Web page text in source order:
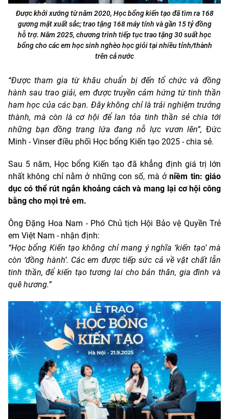
Được khởi xướng từ năm 2020, Học bổng kiến tạo đã tìm ra 168
gương mặt xuất sắc; trao tặng 168 máy tính và gần 15 tỷ đồng
hỗ trợ. Năm 2025, chương trình tiếp tục trao tặng 30 suất học
bổng cho các em học sinh nghèo học giỏi tại nhiều tỉnh/thành
trên cả nước
“Được tham gia từ khâu chuẩn bị đến tổ chức và đồng
hành sau trao giải, em được truyền cảm hứng từ tinh thần
ham học của các bạn. Đây không chỉ là trải nghiệm trưởng
thành, mà còn là cơ hội để lan tỏa tinh thần sẻ chia tới
những bạn đồng trang lứa đang nỗ lực vươn lên”, Đức
Minh - Vinser điều phối Học bổng Kiến tạo 2025 - chia sẻ.
Sau 5 năm, Học bổng Kiến tạo đã khẳng định giá trị lớn
nhất không chỉ nằm ở những con số, mà ởniềm tin: giáo
dục có thể rút ngắn khoảng cách và mang lại cơ hội công
bằng cho mọi trẻ em.
Ông Đặng Hoa Nam - Phó Chủ tịch Hội Bảo vệ Quyền Trẻ
em Việt Nam - nhận định:
“Học bổng Kiến tạo không chỉ mang ý nghĩa ‘kiến tạo’ mà
còn ‘đồng hành’. Các em được tiếp sức cả về vật chất lẫn
tinh thần, để kiến tạo tương lai cho bản thân, gia đình và
quê hương.”